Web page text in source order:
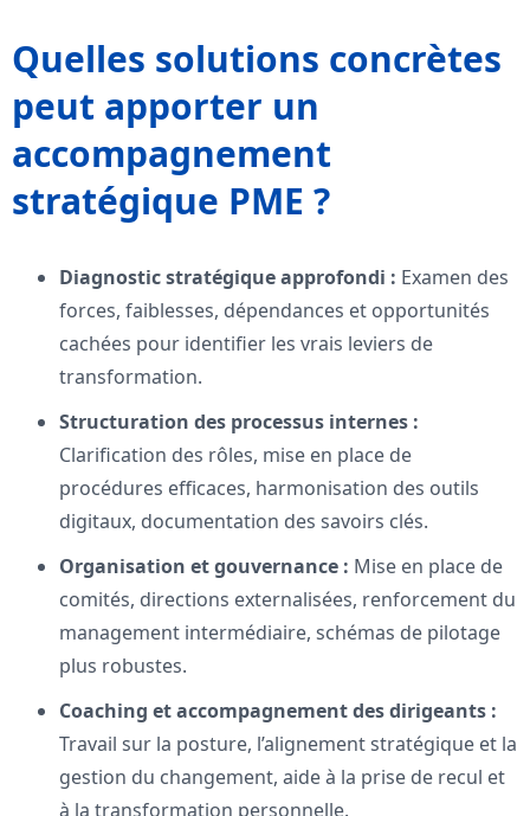
Quelles solutions concrètes
peut apporter un
accompagnement
stratégique PME ?
Diagnostic stratégique approfondi : Examen des
forces, faiblesses, dépendances et opportunités
cachées pour identifier les vrais leviers de
transformation.
Structuration des processus internes :
Clarification des rôles, mise en place de
procédures efficaces, harmonisation des outils
digitaux, documentation des savoirs clés.
Organisation et gouvernance : Mise en place de
comités, directions externalisées, renforcement du
management intermédiaire, schémas de pilotage
plus robustes.
Coaching et accompagnement des dirigeants :
Travail sur la posture, l’alignement stratégique et la
gestion du changement, aide à la prise de recul et
à la transformation personnelle.